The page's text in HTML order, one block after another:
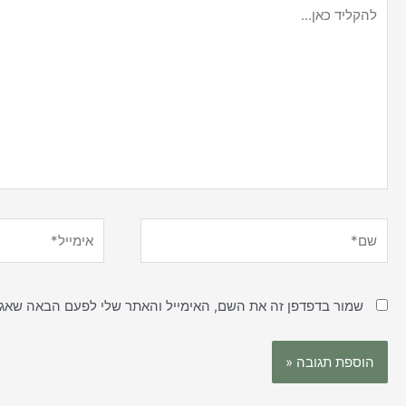
כאן...
שמור בדפדפן זה את השם, האימייל והאתר שלי לפעם הבאה